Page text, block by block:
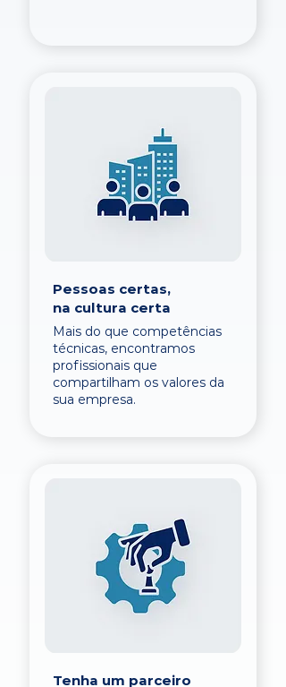
Pessoas certas,
na cultura certa
Mais do que competências
técnicas, encontramos
profissionais que
compartilham os valores da
sua empresa.
Tenha um parceiro